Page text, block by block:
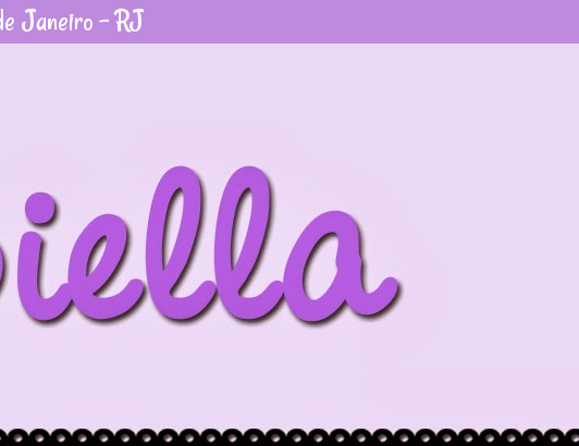
Janeiro - RJ